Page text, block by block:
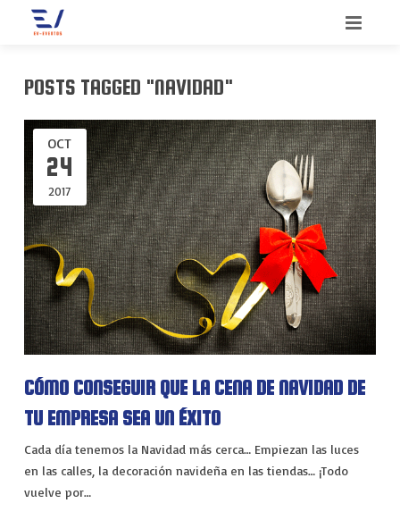
SERVICIOS
CONGRESOS
CONVENCIONES
INCENTIVOS
MEETINGS
EXPERIENCIAS
QUIENES SOMOS
CONTACTO
BLOG
POSTS TAGGED "NAVIDAD"
CÓMO CONSEGUIR QUE LA CENA DE NAVIDAD DE
TU EMPRESA SEA UN ÉXITO
OCT
24
2017
Cada día tenemos la Navidad más cerca… Empiezan las luces
en las calles, la decoración navideña en las tiendas… ¡Todo
vuelve por…